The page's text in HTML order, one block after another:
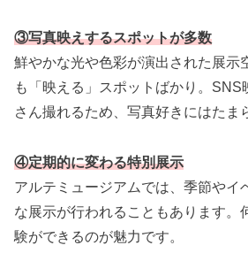
③写真映えするスポットが多数
鮮やかな光や色彩が演出された展示
も「映える」スポットばかり。SNS
さん撮れるため、写真好きにはたま
④定期的に変わる特別展示
アルテミュージアムでは、季節やイ
な展示が行われることもあります。
験ができるのが魅力です。